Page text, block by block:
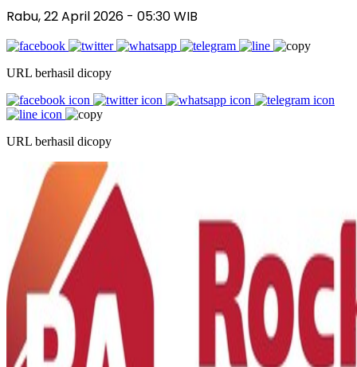
Rabu, 22 April 2026 - 05:30 WIB
URL berhasil dicopy
URL berhasil dicopy